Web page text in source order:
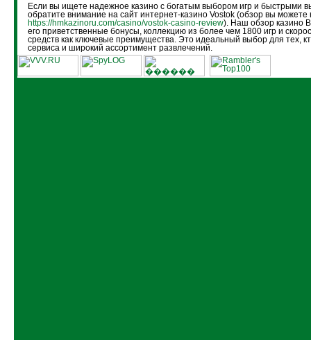
Если вы ищете надежное казино с богатым выбором игр и быстрыми
обратите внимание на сайт интернет-казино Vostok (обзор вы можете
https://hmkazinoru.com/casino/vostok-casino-review). Наш обзор казино
его приветственные бонусы, коллекцию из более чем 1800 игр и
средств как ключевые преимущества. Это идеальный выбор для тех,
сервиса и широкий ассортимент развлечений.